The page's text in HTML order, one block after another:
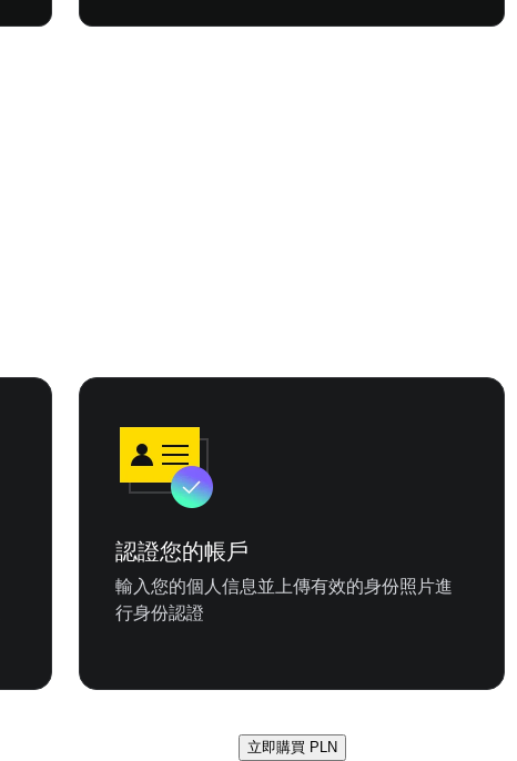
認證您的帳戶
輸入您的個人信息並上傳有效的身份照片進
行身份認證
立即購買 PLN